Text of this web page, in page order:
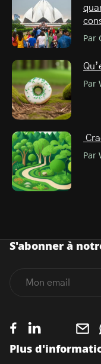
Par
Par
Par
Plus
S'abonner à